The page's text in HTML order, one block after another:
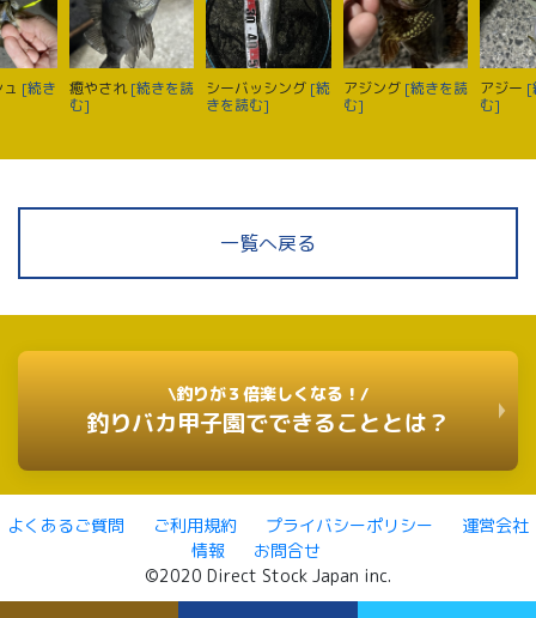
[続き 癒やされ[続きを読
む]
シーバッシング [続
きを読む]
アジング [続きを読
む]
アジー [
む]
一覧へ戻る
\釣りが３倍楽しくなる！/
釣りバカ甲子園でできることとは？
よくあるご質問 ご利用規約 プライバシーポリシー
運営会社
情報
お問合せ
©2020 Direct Stock Japan inc.